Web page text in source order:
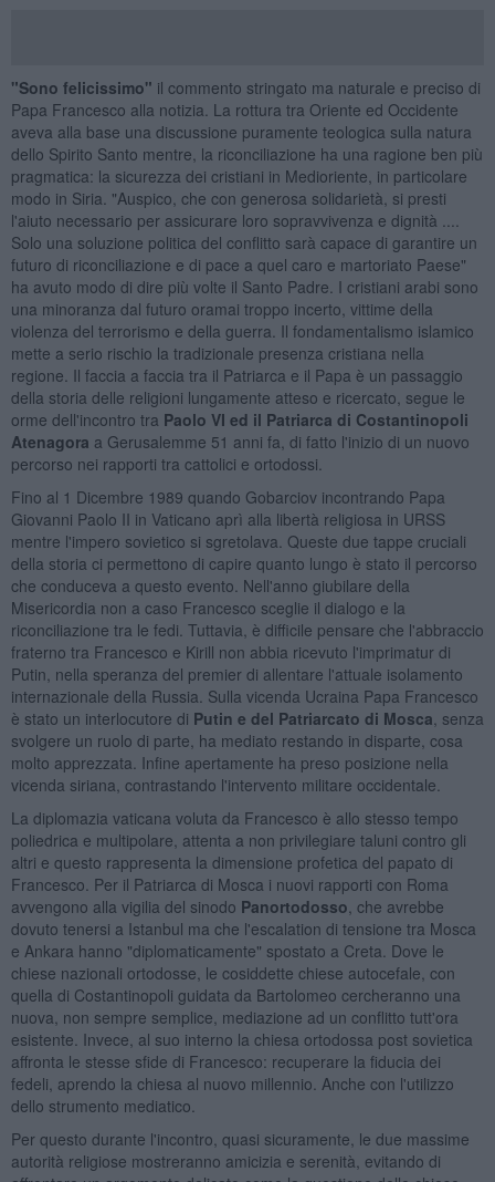
"Sono felicissimo" il commento stringato ma naturale e preciso di
Papa Francesco alla notizia. La rottura tra Oriente ed Occidente
aveva alla base una discussione puramente teologica sulla natura
dello Spirito Santo mentre, la riconciliazione ha una ragione ben più
pragmatica: la sicurezza dei cristiani in Medioriente, in particolare
modo in Siria. "Auspico, che con generosa solidarietà, si presti
l'aiuto necessario per assicurare loro sopravvivenza e dignità ....
Solo una soluzione politica del conflitto sarà capace di garantire un
futuro di riconciliazione e di pace a quel caro e martoriato Paese"
ha avuto modo di dire più volte il Santo Padre. I cristiani arabi sono
una minoranza dal futuro oramai troppo incerto, vittime della
violenza del terrorismo e della guerra. Il fondamentalismo islamico
mette a serio rischio la tradizionale presenza cristiana nella
regione. Il faccia a faccia tra il Patriarca e il Papa è un passaggio
della storia delle religioni lungamente atteso e ricercato, segue le
orme dell'incontro tra Paolo VI ed il Patriarca di Costantinopoli
Atenagora a Gerusalemme 51 anni fa, di fatto l'inizio di un nuovo
percorso nei rapporti tra cattolici e ortodossi.
Fino al 1 Dicembre 1989 quando Gobarciov incontrando Papa
Giovanni Paolo II in Vaticano aprì alla libertà religiosa in URSS
mentre l'impero sovietico si sgretolava. Queste due tappe cruciali
della storia ci permettono di capire quanto lungo è stato il percorso
che conduceva a questo evento. Nell'anno giubilare della
Misericordia non a caso Francesco sceglie il dialogo e la
riconciliazione tra le fedi. Tuttavia, è difficile pensare che l'abbraccio
fraterno tra Francesco e Kirill non abbia ricevuto l'imprimatur di
Putin, nella speranza del premier di allentare l'attuale isolamento
internazionale della Russia. Sulla vicenda Ucraina Papa Francesco
è stato un interlocutore di Putin e del Patriarcato di Mosca , senza
svolgere un ruolo di parte, ha mediato restando in disparte, cosa
molto apprezzata. Infine apertamente ha preso posizione nella
vicenda siriana, contrastando l'intervento militare occidentale.
La diplomazia vaticana voluta da Francesco è allo stesso tempo
poliedrica e multipolare, attenta a non privilegiare taluni contro gli
altri e questo rappresenta la dimensione profetica del papato di
Francesco. Per il Patriarca di Mosca i nuovi rapporti con Roma
avvengono alla vigilia del sinodo Panortodosso , che avrebbe
dovuto tenersi a Istanbul ma che l'escalation di tensione tra Mosca
e Ankara hanno "diplomaticamente" spostato a Creta. Dove le
chiese nazionali ortodosse, le cosiddette chiese autocefale, con
quella di Costantinopoli guidata da Bartolomeo cercheranno una
nuova, non sempre semplice, mediazione ad un conflitto tutt'ora
esistente. Invece, al suo interno la chiesa ortodossa post sovietica
affronta le stesse sfide di Francesco: recuperare la fiducia dei
fedeli, aprendo la chiesa al nuovo millennio. Anche con l'utilizzo
dello strumento mediatico.
Per questo durante l'incontro, quasi sicuramente, le due massime
autorità religiose mostreranno amicizia e serenità, evitando di